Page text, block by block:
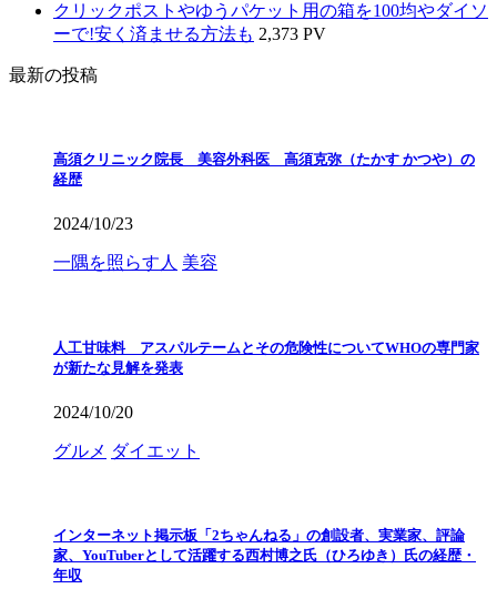
クリックポストやゆうパケット用の箱を100均やダイソ
ーで!安く済ませる方法も 2,373 PV
最新の投稿
高須クリニック院長 美容外科医 高須克弥（たかす かつや）の
経歴
2024/10/23
一隅を照らす人 美容
人工甘味料 アスパルテームとその危険性についてWHOの専門家
が新たな見解を発表
2024/10/20
グルメ ダイエット
インターネット掲示板「2ちゃんねる」の創設者、実業家、評論
家、YouTuberとして活躍する西村博之氏（ひろゆき）氏の経歴・
年収